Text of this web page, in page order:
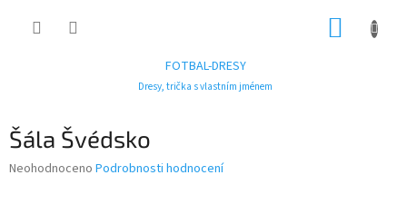
FOTBAL-DRESY
Dresy, trička s vlastním jménem
Šála Švédsko
Průměrné
Neohodnoceno Podrobnosti hodnocení